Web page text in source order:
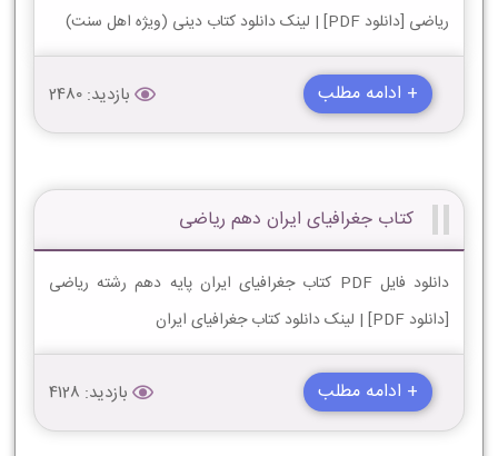
ریاضی [دانلود PDF] | لینک دانلود کتاب دینی (ویژه اهل سنت)
+ ادامه مطلب بازدید: 2480
کتاب جغرافیای ایران دهم ریاضی
دانلود فایل PDF کتاب جغرافیای ایران پایه دهم رشته ریاضی
[دانلود PDF] | لینک دانلود کتاب جغرافیای ایران
+ ادامه مطلب بازدید: 4128